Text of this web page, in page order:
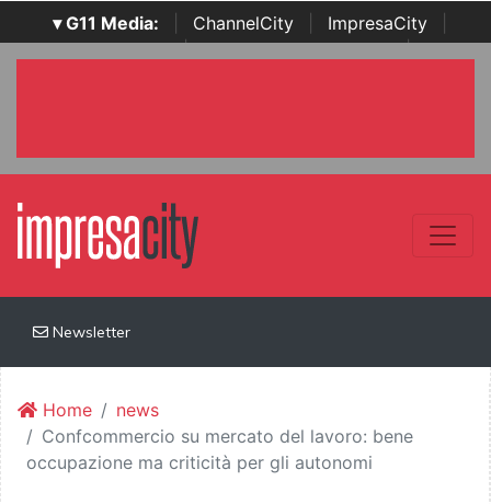
▾ G11 Media: ChannelCity ImpresaCity
SecurityOpenLab | Italian Channel Awards | Italian
Newsletter
Home
news
Confcommercio su mercato del lavoro: bene
occupazione ma criticità per gli autonomi